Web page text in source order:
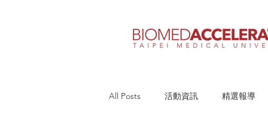
All Posts 活動資訊 精選報導